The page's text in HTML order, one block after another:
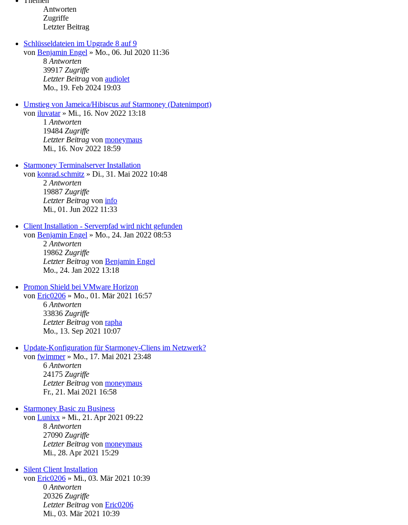
Antworten
Zugriffe
Letzter Beitrag
Schlüsseldateien im Upgrade 8 auf 9
von Benjamin Engel » Mo., 06. Jul 2020 11:36
8 Antworten
39917 Zugriffe
Letzter Beitrag von audiolet
Mo., 19. Feb 2024 19:03
Umstieg von Jameica/Hibiscus auf Starmoney (Datenimport)
von iluvatar» Mi., 16. Nov 2022 13:18
1 Antworten
19484 Zugriffe
Letzter Beitrag von moneymaus
Mi., 16. Nov 2022 18:59
Starmoney Terminalserver Installation
von konrad.schmitz » Di., 31. Mai 2022 10:48
2 Antworten
19887 Zugriffe
Letzter Beitrag von info
Mi., 01. Jun 2022 11:33
Client Installation - Serverpfad wird nicht gefunden
von Benjamin Engel » Mo., 24. Jan 2022 08:53
2 Antworten
19862 Zugriffe
Letzter Beitrag von Benjamin Engel
Mo., 24. Jan 2022 13:18
Promon Shield bei VMware Horizon
von Eric0206 » Mo., 01. Mär 2021 16:57
6 Antworten
33836 Zugriffe
Letzter Beitrag von rapha
Mo., 13. Sep 2021 10:07
Update-Konfiguration für Starmoney-Cliens im Netzwerk?
von fwimmer» Mo., 17. Mai 2021 23:48
6 Antworten
24175 Zugriffe
Letzter Beitrag von moneymaus
Fr., 21. Mai 2021 16:58
Starmoney Basic zu Business
von Lunixx » Mi., 21. Apr 2021 09:22
8 Antworten
27090 Zugriffe
Letzter Beitrag von moneymaus
Mi., 28. Apr 2021 15:29
Silent Client Installation
von Eric0206 » Mi., 03. Mär 2021 10:39
0 Antworten
20326 Zugriffe
Letzter Beitrag von Eric0206
Mi., 03. Mär 2021 10:39